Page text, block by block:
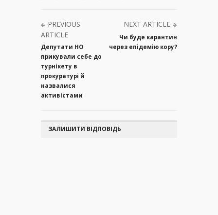
PREVIOUS
ARTICLE
Депутати НО
прикували себе до
турнікету в
прокуратурі й
назвалися
активістами
NEXT ARTICLE
Чи буде карантин
через епідемію кору?
ЗАЛИШИТИ ВІДПОВІДЬ